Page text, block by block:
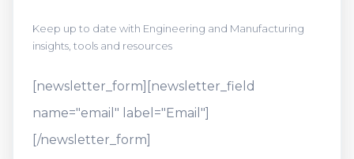
Keep up to date with Engineering and Manufacturing
insights, tools and resources
[newsletter_form][newsletter_field
name="email" label="Email"]
[/newsletter_form]